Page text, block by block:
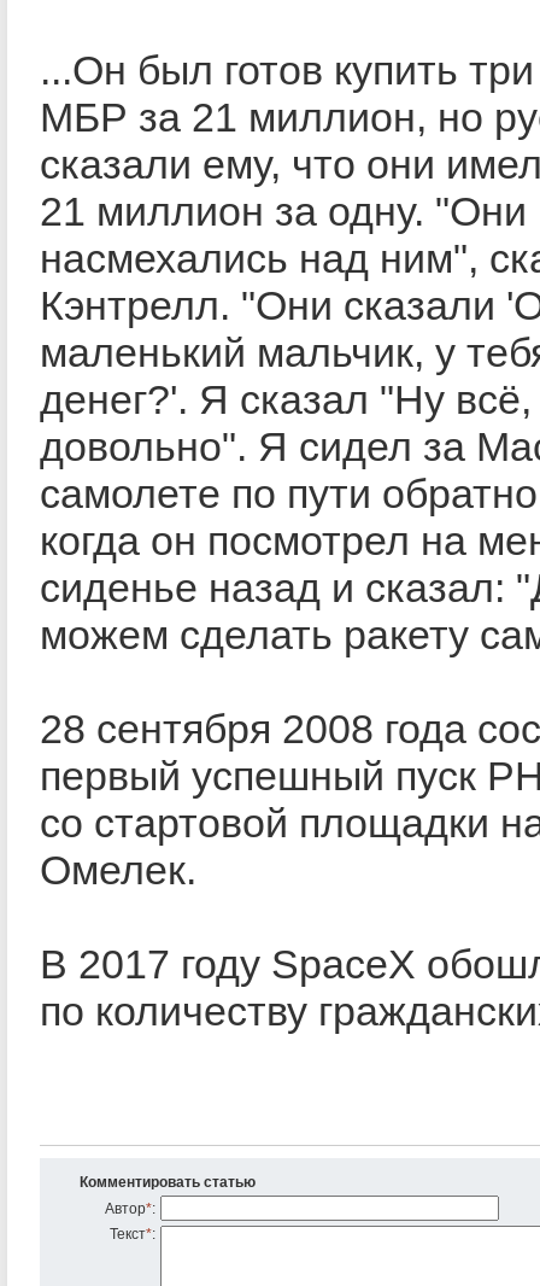
...Он был готов купить
МБР за 21 миллион, но
сказали ему, что они
21 миллион за одну. "Они
насмехались над ним",
Кэнтрелл. "Они сказали
маленький мальчик, у
денег?'. Я сказал "Ну всё,
довольно". Я сидел за
самолете по пути
когда он посмотрел на
сиденье назад и
можем сделать ракету
28 сентября 2008 года
первый успешный пуск
со стартовой площадки
Омелек.
В 2017 году SpaceX
по количеству
Комментировать статью
Автор*:
Текст*: